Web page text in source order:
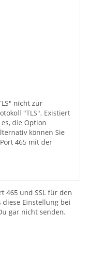
nicht zur
"TLS". Existiert
die Option
können Sie
465 mit der
465 und SSL für den
diese Einstellung bei
gar nicht senden.